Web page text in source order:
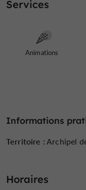
Stockholm.
Services
Animations
Informations
Territoire :Archipel
Horaires